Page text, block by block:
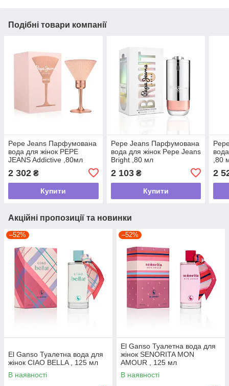
Подібні товари компанії
Pepe Jeans Парфумована
вода для жінок PEPE
JEANS Addictive ,80мл
2 302 ₴
Купити
Pepe Jeans Парфумована
вода для жінок Pepe Jeans
Bright ,80 мл
2 103₴
Купити
,80
2
Акційні пропозиції та новинки
–52%
El Ganso Туалетна вода для
жінок CIAO BELLA , 125 мл
В наявності
–52%
El Ganso Туалетна вода для
жінок SENORITA MON
AMOUR , 125 мл
В наявності